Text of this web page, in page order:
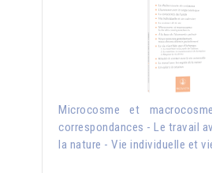
Microcosme et
correspondances - Le travail
la nature - Vie individuelle et